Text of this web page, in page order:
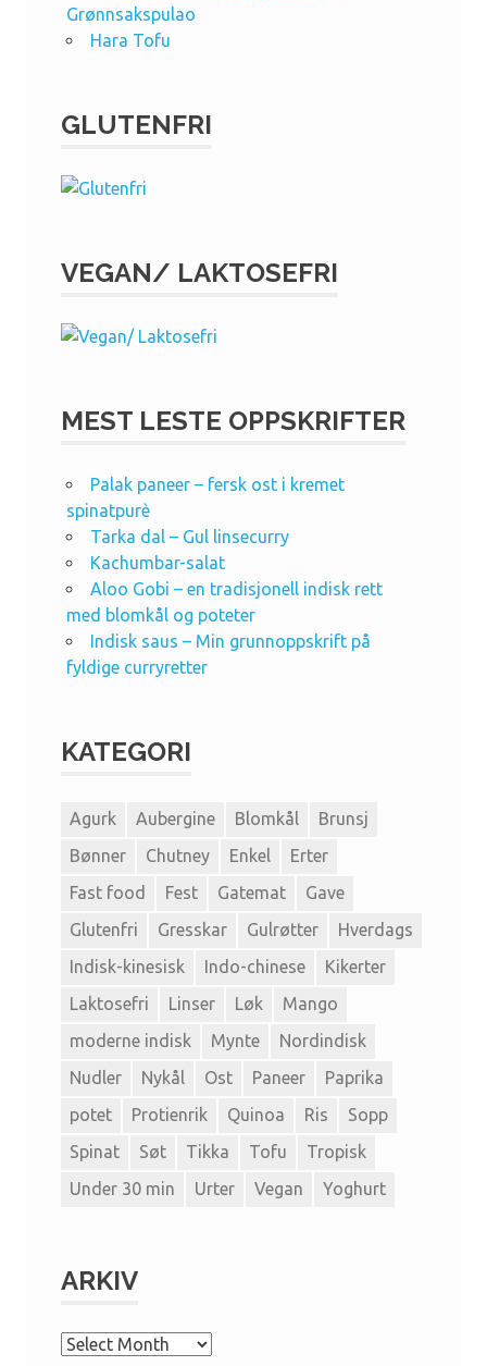
Grønnsakspulao
Hara Tofu
GLUTENFRI
VEGAN/ LAKTOSEFRI
MEST LESTE OPPSKRIFTER
Palak paneer – fersk ost i kremet
spinatpurè
Tarka dal – Gul linsecurry
Kachumbar-salat
Aloo Gobi – en tradisjonell indisk rett
med blomkål og poteter
Indisk saus – Min grunnoppskrift på
fyldige curryretter
KATEGORI
Agurk Aubergine Blomkål
Brunsj
Bønner
Chutney Enkel
Erter
Fast food
Fest Gatemat
Gave
Glutenfri
Gresskar Gulrøtter
Hverdags
Indisk-kinesisk
Indo-chinese
Kikerter
Laktosefri
Linser Løk
Mango
moderne indisk
Mynte
Nordindisk
Nudler
Nykål Ost Paneer
Paprika
potet
Protienrik Quinoa Ris
Sopp
Spinat
Søt Tikka Tofu
Tropisk
Under 30 min
Urter Vegan Yoghurt
ARKIV
A